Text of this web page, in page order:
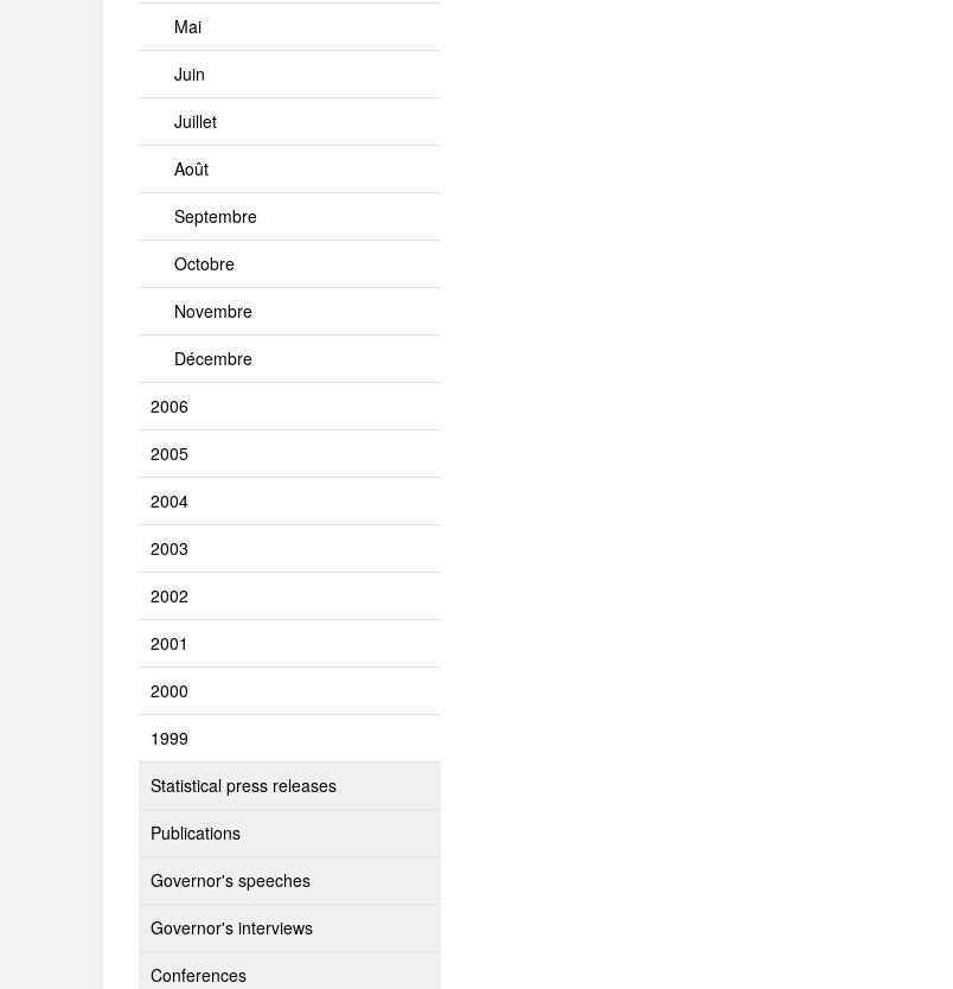
Mai
Juin
Juillet
Août
Septembre
Octobre
Novembre
Décembre
2006
2005
2004
2003
2002
2001
2000
1999
Statistical press releases
Publications
Governor's speeches
Governor's interviews
Conferences